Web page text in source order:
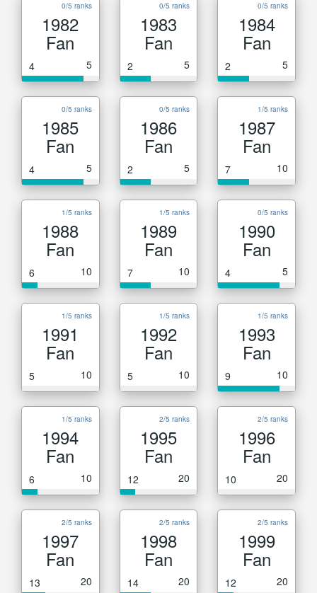
0/5 ranks
1982
Fan
4 5
0/5 ranks
1983
Fan
2 5
0/5 ranks
1984
Fan
2 5
0/5 ranks
1985
Fan
4 5
0/5 ranks
1986
Fan
2 5
1/5 ranks
1987
Fan
7 10
1/5 ranks
1988
Fan
6 10
1/5 ranks
1989
Fan
7 10
0/5 ranks
1990
Fan
4 5
1/5 ranks
1991
Fan
5 10
1/5 ranks
1992
Fan
5 10
1/5 ranks
1993
Fan
9 10
1/5 ranks
1994
Fan
6 10
2/5 ranks
1995
Fan
12 20
2/5 ranks
1996
Fan
10 20
2/5 ranks
1997
Fan
13 20
2/5 ranks
1998
Fan
14 20
2/5 ranks
1999
Fan
12 20